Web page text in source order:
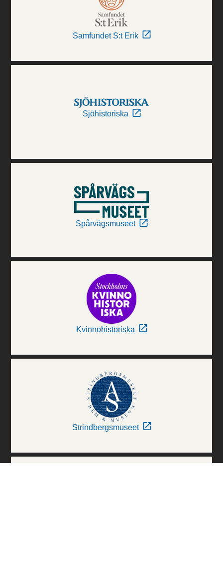
Samfundet S:t Erik
Sjöhistoriska
Spårvägsmuseet
Kvinnohistoriska
Strindbergsmuseet